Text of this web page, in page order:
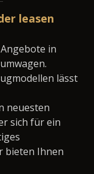
leasen
in
lässt
neuesten
sich für ein
bieten Ihnen